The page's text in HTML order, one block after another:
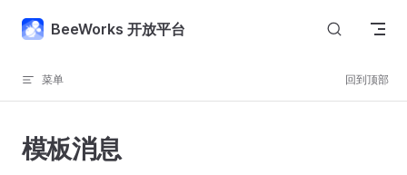
Skip to content
BeeWorks 开放平台
菜单 回到顶部
模板消息